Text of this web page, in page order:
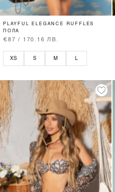
PLAYFUL ELEGANCE RUFFLES
ПОЛА
€87 / 170.16 ЛВ.
XS S M L